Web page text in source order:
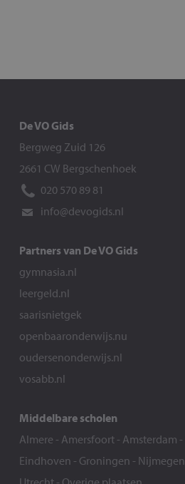
De VO Gids
Bergweg Zuid 126
2661 CW Bergschenhoek
020 570 89 81
info@devogids.nl
Partners van De VO Gids
gymnasia.nl
leergeld.nl
saarisnietgek
openbaaronderwijs.nu
oudersenonderwijs.nl
vosabb.nl
Middelbare scholen
Almere - Amersfoort- Amsterdam -
Eindhoven - Groningen - Nijmegen